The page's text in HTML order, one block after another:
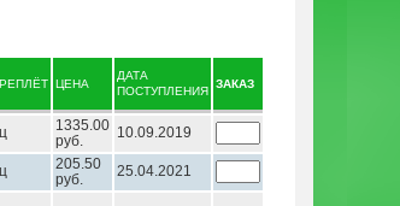
ЦЕНА
ДАТА
ПОСТУПЛЕНИЯ
ЗАКАЗ
1335.00
руб.
10.09.2019
205.50
руб.
25.04.2021